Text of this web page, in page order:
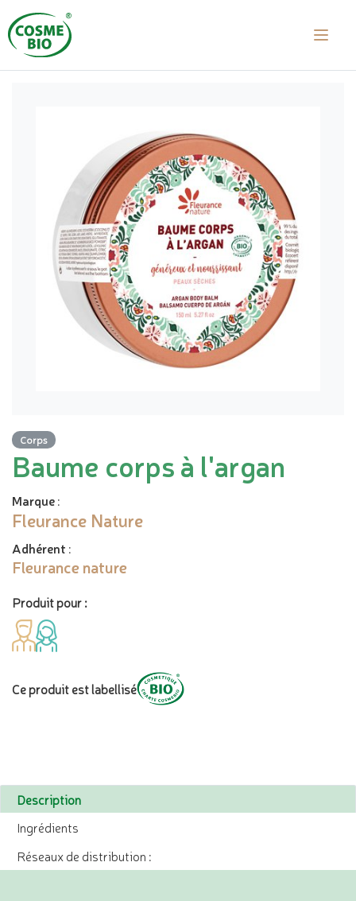
Corps
Baume corps à l'argan
Marque:
Fleurance Nature
Adhérent :
Fleurance nature
Produit pour :
Ce produit est labellisé
Description
Ingrédients
Réseaux de distribution :